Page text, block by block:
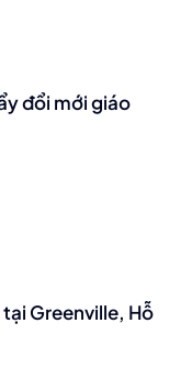
đổi mới giáo
tại Greenville, Hỗ